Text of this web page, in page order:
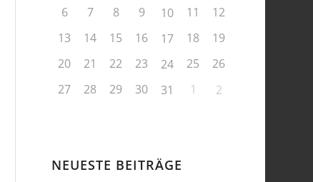
6
7 8 9 10 11
12
13
14 15 16 17 18
19
20
21 22 23 24 25
26
27
28 29 30 31 1 2
NEUESTE BEITRÄGE